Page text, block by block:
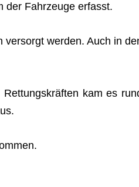
der Fahr­zeuge erfasst.
ver­sorgt wer­den. Auch in
kam es